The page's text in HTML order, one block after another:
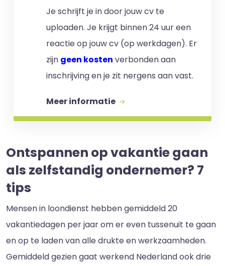
Je schrijft je in door jouw cv te
uploaden. Je krijgt binnen 24 uur een
reactie op jouw cv (op werkdagen). Er
zijn geen kosten verbonden aan
inschrijving en je zit nergens aan vast.
Meer informatie
Ontspannen op vakantie gaan
als zelfstandig ondernemer? 7
tips
Mensen in loondienst hebben gemiddeld 20
vakantiedagen per jaar om er even tussenuit te gaan
en op te laden van alle drukte en werkzaamheden.
Gemiddeld gezien gaat werkend Nederland ook drie